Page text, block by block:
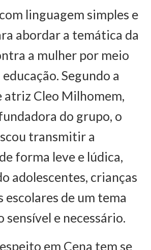
linguagem simples e
abordar a temática da
a mulher por meio
Segundo a
atriz Cleo Milhomem,
do grupo, o
transmitir a
forma leve e lúdica,
adolescentes, crianças
escolares de um tema
sensível e necessário.
em Cena tem se